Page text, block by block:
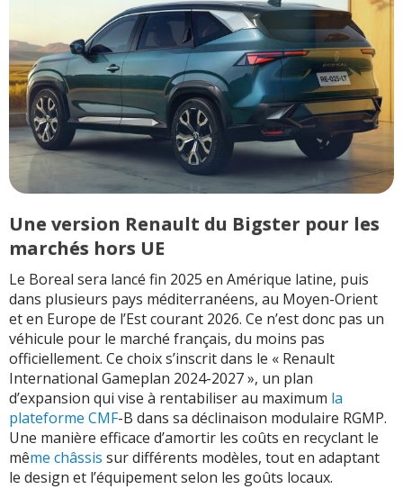
Une version Renault du Bigster pour les
marchés hors UE
Le Boreal sera lancé fin 2025 en Amérique latine, puis
dans plusieurs pays méditerranéens, au Moyen-Orient
et en Europe de l’Est courant 2026. Ce n’est donc pas un
véhicule pour le marché français, du moins pas
officiellement. Ce choix s’inscrit dans le « Renault
International Gameplan 2024-2027 », un plan
d’expansion qui vise à rentabiliser au maximum la
plateforme CMF-B dans sa déclinaison modulaire RGMP.
Une manière efficace d’amortir les coûts en recyclant le
même châssis sur différents modèles, tout en adaptant
le design et l’équipement selon les goûts locaux.